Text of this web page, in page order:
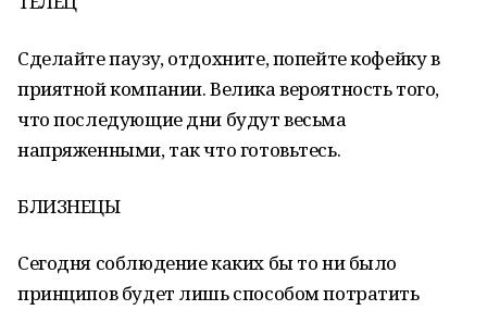
Сделайте паузу, отдохните, попейте кофейку в
приятной компании. Велика вероятность того,
что последующие дни будут весьма
напряженными, так что готовьтесь.
БЛИЗНЕЦЫ
Сегодня соблюдение каких бы то ни было
принципов будет лишь способом потратить